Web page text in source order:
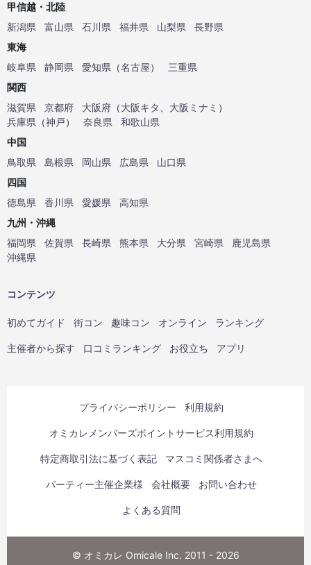
甲信越・北陸
新潟県
富山県 石川県 福井県 山梨県
長野県
東海
岐阜県
静岡県 愛知県 （名古屋）
三重県
関西
滋賀県
京都府 大阪府 （大阪キタ 大阪ミナミ ）
兵庫県 （神戸） 奈良県
和歌山県
中国
鳥取県
島根県 岡山県 広島県
山口県
四国
徳島県
香川県 愛媛県
高知県
九州・沖縄
福岡県
佐賀県 長崎県 熊本県 大分県 宮崎県
鹿児島県
沖縄県
コンテンツ
初めてガイド 街コン 趣味コン オンライン ランキング
主催者から探す 口コミランキング お役立ち アプリ
プライバシーポリシー 利用規約
オミカレメンバーズポイントサービス利用規約
特定商取引法に基づく表記 マスコミ関係者さまへ
パーティー主催企業様 会社概要 お問い合わせ
よくある質問
© オミカレ Omicale Inc. 2011 - 2026